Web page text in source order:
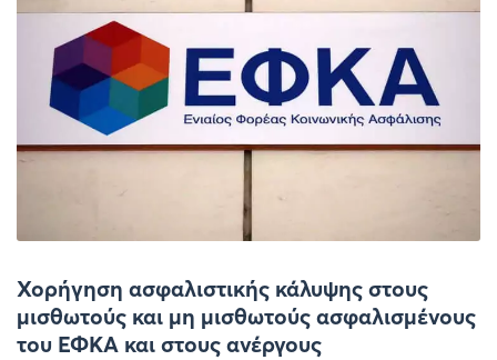
Χορήγηση ασφαλιστικής κάλυψης στους
μισθωτούς και μη μισθωτούς ασφαλισμένους
του ΕΦΚΑ και στους ανέργους